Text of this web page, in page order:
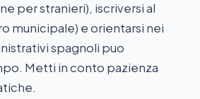
per stranieri), iscriversi al
municipale) e orientarsi nei
spagnoli puo
Metti in conto pazienza